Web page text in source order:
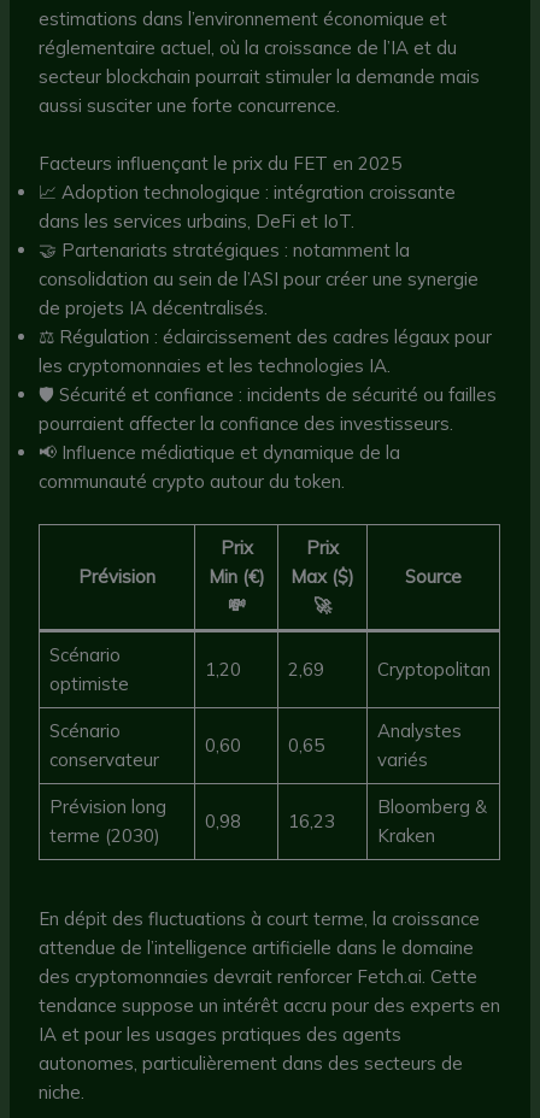
estimations dans l’environnement économique et
réglementaire actuel, où la croissance de l’IA et du
secteur blockchain pourrait stimuler la demande mais
aussi susciter une forte concurrence.
Facteurs influençant le prix du FET en 2025
📈 Adoption technologique : intégration croissante
dans les services urbains, DeFi et IoT.
🤝 Partenariats stratégiques : notamment la
consolidation au sein de l’ASI pour créer une synergie
de projets IA décentralisés.
⚖️ Régulation : éclaircissement des cadres légaux pour
les cryptomonnaies et les technologies IA.
🛡️ Sécurité et confiance : incidents de sécurité ou failles
pourraient affecter la confiance des investisseurs.
📢 Influence médiatique et dynamique de la
communauté crypto autour du token.
Prévision
Prix
Min (€)
💸
Prix
Max ($)
🚀
Source
Scénario
optimiste
1,20 2,69 Cryptopolitan
Scénario
conservateur
0,60 0,65
Analystes
variés
Prévision long
terme (2030)
0,98 16,23
Bloomberg &
Kraken
En dépit des fluctuations à court terme, la croissance
attendue de l’intelligence artificielle dans le domaine
des cryptomonnaies devrait renforcer Fetch.ai. Cette
tendance suppose un intérêt accru pour des experts en
IA et pour les usages pratiques des agents
autonomes, particulièrement dans des secteurs de
niche.